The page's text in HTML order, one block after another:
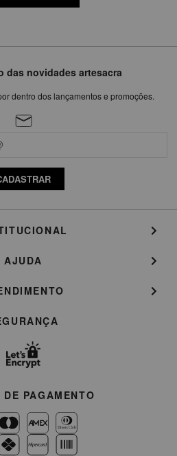
das novidades artesacra
dentro dos lançamentos e promoções.
AJUDA
DE PAGAMENTO